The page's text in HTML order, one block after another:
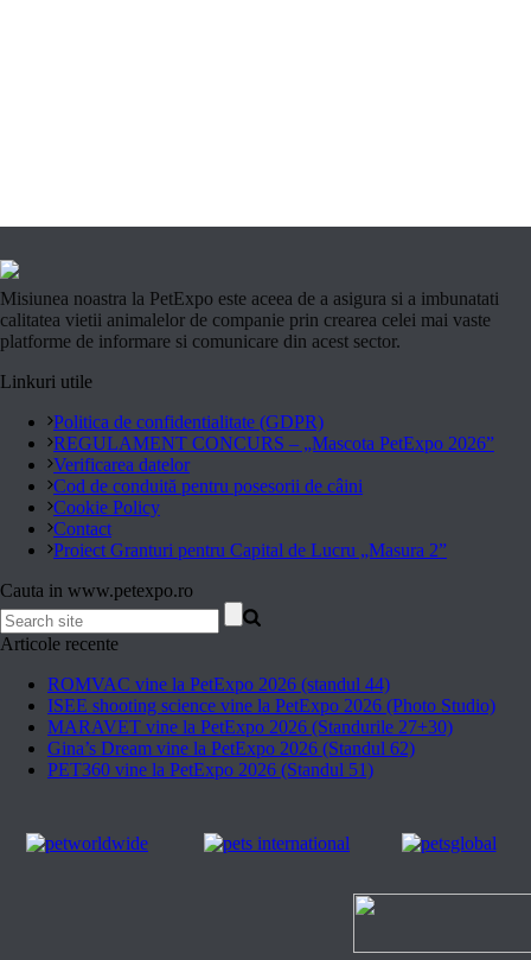
Misiunea noastra la PetExpo este aceea de a asigura si a imbunatati
calitatea vietii animalelor de companie prin crearea celei mai vaste
platforme de informare si comunicare din acest sector.
Linkuri utile
Politica de confidentialitate (GDPR)
REGULAMENT CONCURS – „Mascota PetExpo 2026”
Verificarea datelor
Cod de conduită pentru posesorii de câini
Cookie Policy
Contact
Proiect Granturi pentru Capital de Lucru „Masura 2”
Cauta in www.petexpo.ro
Articole recente
ROMVAC vine la PetExpo 2026 (standul 44)
ISEE shooting science vine la PetExpo 2026 (Photo Studio)
MARAVET vine la PetExpo 2026 (Standurile 27+30)
Gina’s Dream vine la PetExpo 2026 (Standul 62)
PET360 vine la PetExpo 2026 (Standul 51)